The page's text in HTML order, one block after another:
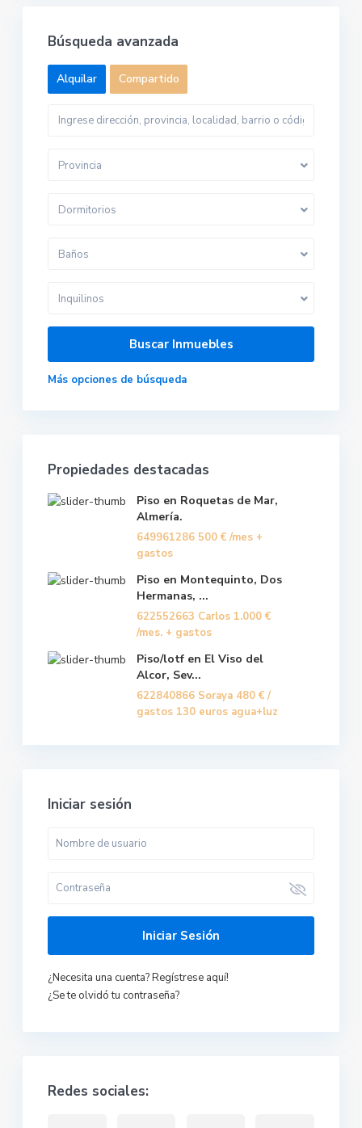
Búsqueda avanzada
Alquilar Compartido
Provincia
Dormitorios
Baños
Inquilinos
Más opciones de búsqueda
Propiedades destacadas
Piso en Roquetas de Mar,
Almería.
649961286 500 € /mes +
gastos
Piso en Montequinto, Dos
Hermanas, ...
622552663 Carlos 1.000 €
/mes. + gastos
Piso/lotf en El Viso del
Alcor, Sev...
622840866 Soraya 480 € /
gastos 130 euros agua+luz
Iniciar sesión
Iniciar Sesión
¿Necesita una cuenta? Regístrese aquí!
¿Se te olvidó tu contraseña?
Redes sociales: